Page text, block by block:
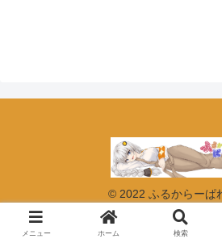
© 2022 ふるからーぱ
メニュー ホーム 検索